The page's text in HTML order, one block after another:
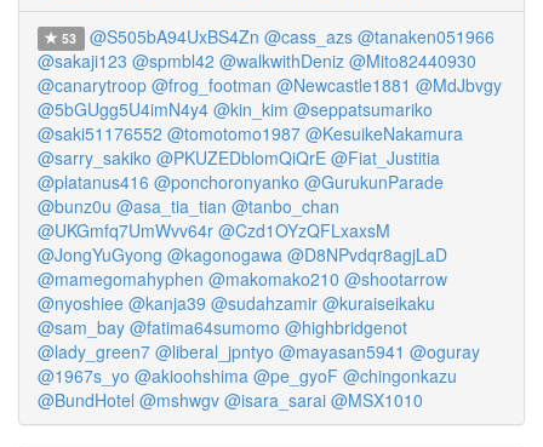
53 @S505bA94UxBS4Zn @cass_azs @tanaken051966
@sakaji123 @spmbl42 @walkwithDeniz @Mito82440930
@canarytroop @frog_footman @Newcastle1881 @MdJbvgy
@5bGUgg5U4imN4y4 @kin_kim @seppatsumariko
@saki51176552 @tomotomo1987 @KesuikeNakamura
@sarry_sakiko @PKUZEDblomQiQrE @Fiat_Justitia
@platanus416 @ponchoronyanko @GurukunParade
@bunz0u @asa_tia_tian @tanbo_chan
@UKGmfq7UmWvv64r @Czd1OYzQFLxaxsM
@JongYuGyong @kagonogawa @D8NPvdqr8agjLaD
@mamegomahyphen @makomako210 @shootarrow
@nyoshiee @kanja39 @sudahzamir @kuraiseikaku
@sam_bay @fatima64sumomo @highbridgenot
@lady_green7 @liberal_jpntyo @mayasan5941 @oguray
@1967s_yo @akioohshima @pe_gyoF @chingonkazu
@BundHotel @mshwgv @isara_sarai @MSX1010